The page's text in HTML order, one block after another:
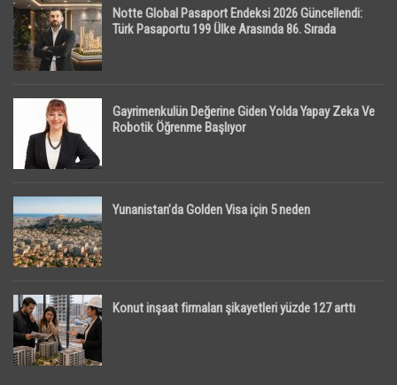
Notte Global Pasaport Endeksi 2026 Güncellendi:
Türk Pasaportu 199 Ülke Arasında 86. Sırada
Gayrimenkulün Değerine Giden Yolda Yapay Zeka Ve
Robotik Öğrenme Başlıyor
Yunanistan’da Golden Visa için 5 neden
Konut inşaat firmaları şikayetleri yüzde 127 arttı